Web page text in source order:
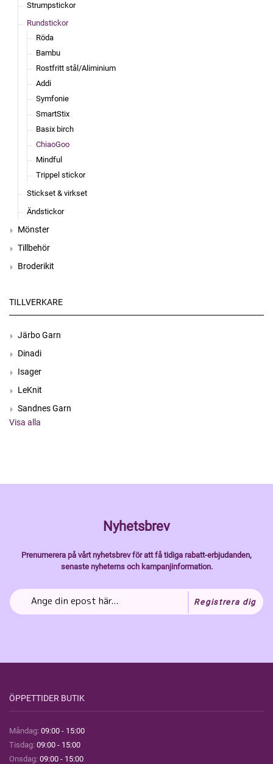
Strumpstickor
Rundstickor
Röda
Bambu
Rostfritt stål/Aliminium
Addi
Symfonie
SmartStix
Basix birch
ChiaoGoo
Mindful
Trippel stickor
Stickset & virkset
Ändstickor
Mönster
Tillbehör
Broderikit
TILLVERKARE
Järbo Garn
Dinadi
Isager
LeKnit
Sandnes Garn
Visa alla
Nyhetsbrev
Prenumerera på vårt nyhetsbrev för att få tidiga rabatt-erbjudanden,
senaste nyheterns och kampanjinformation.
Registrera dig
ÖPPETTIDER BUTIK
Måndag: 09:00 - 15:00
Tisdag: 09:00 - 15:00
Onsdag: 09:00 - 15:00